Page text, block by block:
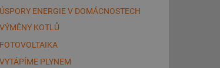
ÚSPORY ENERGIE V DOMÁCNOSTECH
VÝMĚNY KOTLŮ
FOTOVOLTAIKA
VYTÁPÍME PLYNEM